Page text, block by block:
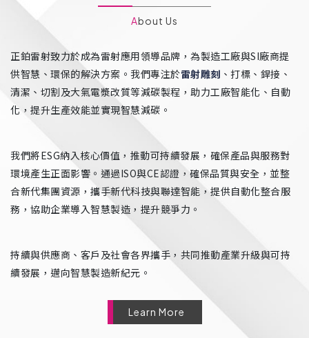
About Us
正鉑雷射致力於成為雷射應用領導品牌，為製造工廠與SI廠商提
供智慧、環保的解決方案。我們專注於雷射雕刻 、打標、銲接、
清潔、切割及大氣電漿改質等減碳製程，助力工廠智能化、自動
化，提升生產效能並實現智慧減碳。
我們將ESG納入核心價值，推動可持續發展，確保產品與服務對
環境產生正面影響。通過ISO與CE認證，確保品質與安全，並整
合新代集團資源，攜手新代科技與聯達智能，提供自動化整合服
務，協助企業導入智慧製造，提升競爭力。
持續與供應商、客戶及社會各界攜手，共同推動產業升級與可持
續發展，邁向智慧製造新紀元。
Learn More